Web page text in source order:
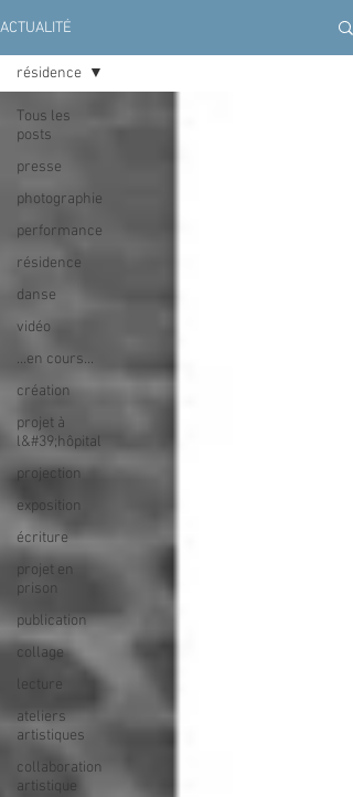
ACTUALITÉ
Tous les
posts
presse
photographie
performance
résidence
danse
vidéo
...en cours...
création
projet à
l&#39;hôpital
projection
exposition
écriture
projet en
prison
publication
collage
lecture
ateliers
artistiques
collaboration
artistique
résidence